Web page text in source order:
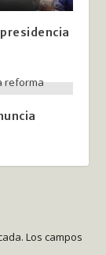
Los campos